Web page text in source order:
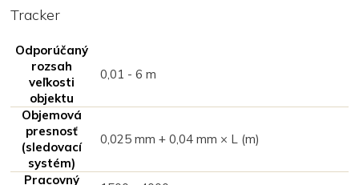
Tracker
Odporúčaný
rozsah
veľkosti
objektu
0,01 - 6 m
Objemová
presnosť
(sledovací
systém)
0,025 mm + 0,04 mm × L (m)
Pracovný